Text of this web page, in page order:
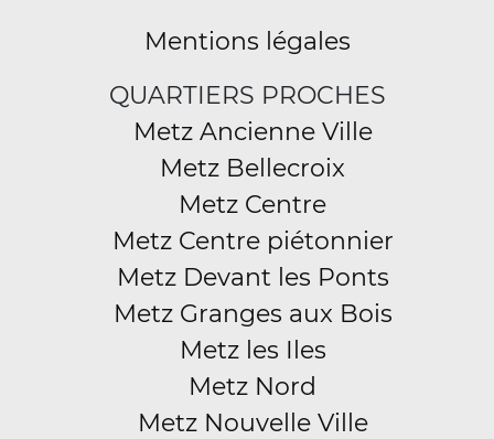
Mentions légales
QUARTIERS PROCHES
Metz Ancienne Ville
Metz Bellecroix
Metz Centre
Metz Centre piétonnier
Metz Devant les Ponts
Metz Granges aux Bois
Metz les Iles
Metz Nord
Metz Nouvelle Ville